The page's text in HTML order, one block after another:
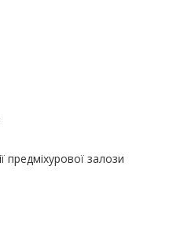
предміхурової залози